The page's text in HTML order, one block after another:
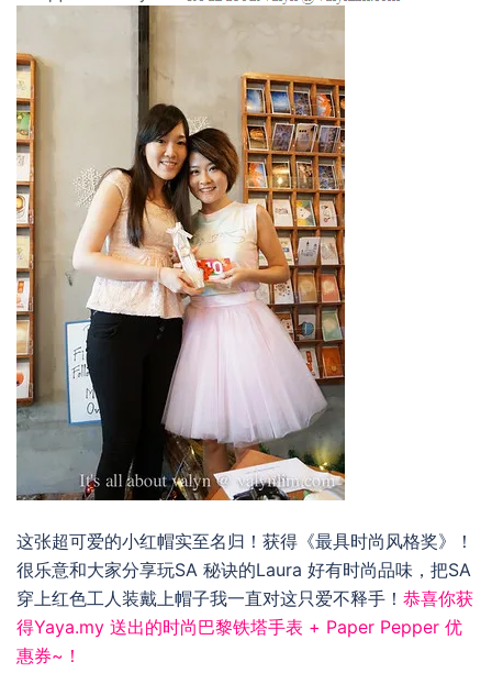
这张超可爱的小红帽实至名归！获得《最具时尚风格奖》！
很乐意和大家分享玩SA 秘诀的Laura 好有时尚品味，把SA
穿上红色工人装戴上帽子我一直对这只爱不释手！ 恭喜你获
得Yaya.my 送出的时尚巴黎铁塔手表 + Paper Pepper 优
惠券~！